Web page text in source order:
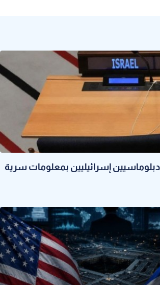
إسرائيليين بمعلومات سرية